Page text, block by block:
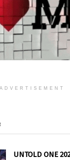
ADVERTISEMENT
UNTOLD ONE